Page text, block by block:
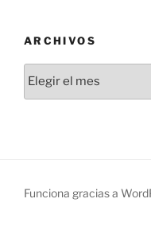
ARCHIVOS
Funciona gracias a